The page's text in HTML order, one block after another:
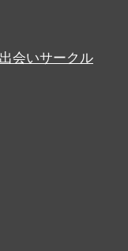
会いサークル